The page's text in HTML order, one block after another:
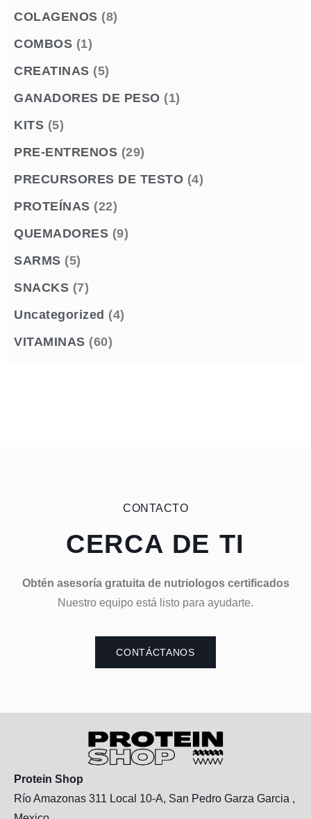
COLAGENOS (8)
COMBOS (1)
CREATINAS (5)
GANADORES DE PESO (1)
KITS (5)
PRE-ENTRENOS (29)
PRECURSORES DE TESTO (4)
PROTEÍNAS (22)
QUEMADORES (9)
SARMS (5)
SNACKS (7)
Uncategorized (4)
VITAMINAS (60)
CONTACTO
CERCA DE TI
Obtén asesoría gratuita de nutriologos certificados
Nuestro equipo está listo para ayudarte.
CONTÁCTANOS
Protein Shop
Río Amazonas 311 Local 10-A, San Pedro Garza Garcia ,